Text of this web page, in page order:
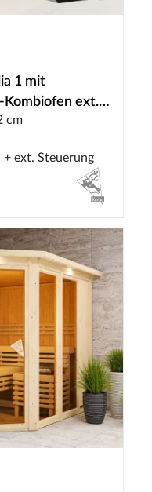
1 mit
Kombiofen ext.
cm
ext. Steuerung